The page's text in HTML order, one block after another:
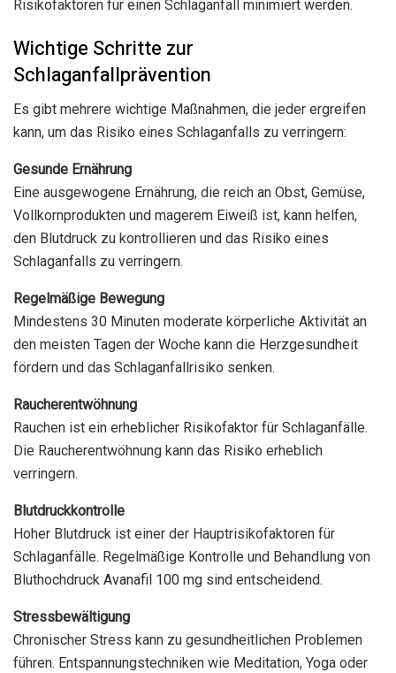
Risikofaktoren für einen Schlaganfall minimiert werden.
Wichtige Schritte zur
Schlaganfallprävention
Es gibt mehrere wichtige Maßnahmen, die jeder ergreifen
kann, um das Risiko eines Schlaganfalls zu verringern:
Gesunde Ernährung
Eine ausgewogene Ernährung, die reich an Obst, Gemüse,
Vollkornprodukten und magerem Eiweiß ist, kann helfen,
den Blutdruck zu kontrollieren und das Risiko eines
Schlaganfalls zu verringern.
Regelmäßige Bewegung
Mindestens 30 Minuten moderate körperliche Aktivität an
den meisten Tagen der Woche kann die Herzgesundheit
fördern und das Schlaganfallrisiko senken.
Raucherentwöhnung
Rauchen ist ein erheblicher Risikofaktor für Schlaganfälle.
Die Raucherentwöhnung kann das Risiko erheblich
verringern.
Blutdruckkontrolle
Hoher Blutdruck ist einer der Hauptrisikofaktoren für
Schlaganfälle. Regelmäßige Kontrolle und Behandlung von
Bluthochdruck Avanafil 100 mg sind entscheidend.
Stressbewältigung
Chronischer Stress kann zu gesundheitlichen Problemen
führen. Entspannungstechniken wie Meditation, Yoga oder